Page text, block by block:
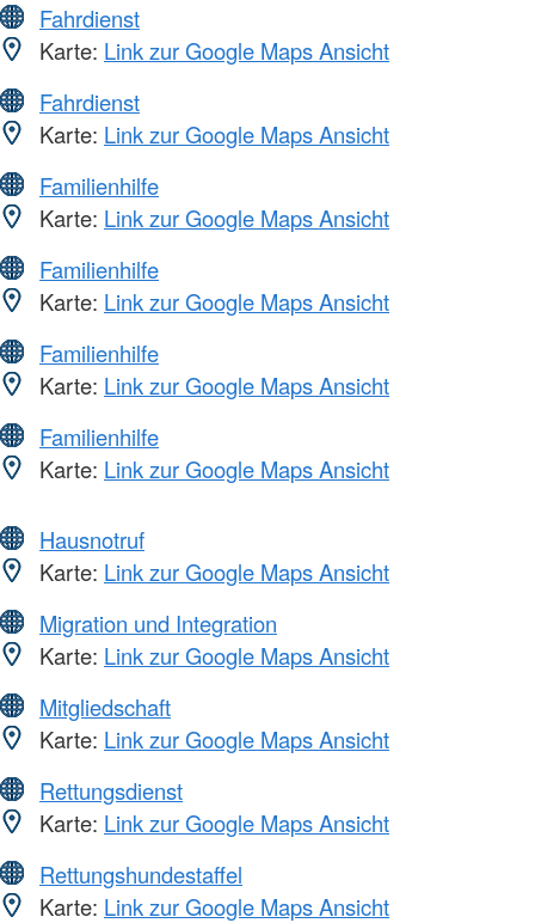
Fahrdienst
Karte: Link zur Google Maps Ansicht
Fahrdienst
Karte: Link zur Google Maps Ansicht
Familienhilfe
Karte: Link zur Google Maps Ansicht
Familienhilfe
Karte: Link zur Google Maps Ansicht
Familienhilfe
Karte: Link zur Google Maps Ansicht
Familienhilfe
Karte: Link zur Google Maps Ansicht
Hausnotruf
Karte: Link zur Google Maps Ansicht
Migration und Integration
Karte: Link zur Google Maps Ansicht
Mitgliedschaft
Karte: Link zur Google Maps Ansicht
Rettungsdienst
Karte: Link zur Google Maps Ansicht
Rettungshundestaffel
Karte: Link zur Google Maps Ansicht